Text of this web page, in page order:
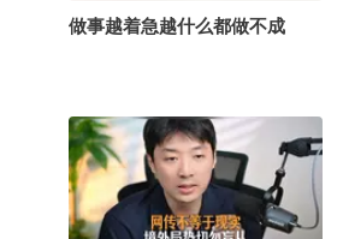
做事越着急越什么都做不成